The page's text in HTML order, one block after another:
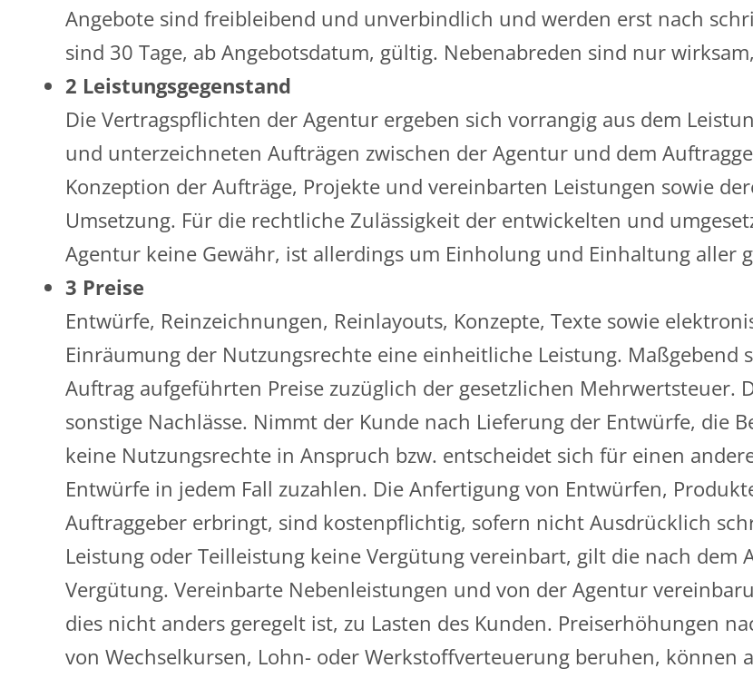
Angebote sind freibleibend und unverbindlich und werden erst nach
sind 30 Tage, ab Angebotsdatum, gültig. Nebenabreden sind nur
2 Leistungsgegenstand
Die Vertragspflichten der Agentur ergeben sich vorrangig aus dem
und unterzeichneten Aufträgen zwischen der Agentur und dem
Konzeption der Aufträge, Projekte und vereinbarten Leistungen sowie
Umsetzung. Für die rechtliche Zulässigkeit der entwickelten und
Agentur keine Gewähr, ist allerdings um Einholung und Einhaltung aller
3 Preise
Entwürfe, Reinzeichnungen, Reinlayouts, Konzepte, Texte sowie
Einräumung der Nutzungsrechte eine einheitliche Leistung. Maßgebend
Auftrag aufgeführten Preise zuzüglich der gesetzlichen Mehrwertsteuer.
sonstige Nachlässe. Nimmt der Kunde nach Lieferung der Entwürfe, die
keine Nutzungsrechte in Anspruch bzw. entscheidet sich für einen
Entwürfe in jedem Fall zuzahlen. Die Anfertigung von Entwürfen,
Auftraggeber erbringt, sind kostenpflichtig, sofern nicht Ausdrücklich
Leistung oder Teilleistung keine Vergütung vereinbart, gilt die nach dem
Vergütung. Vereinbarte Nebenleistungen und von der Agentur
dies nicht anders geregelt ist, zu Lasten des Kunden. Preiserhöhungen
von Wechselkursen, Lohn- oder Werkstoffverteuerung beruhen, können